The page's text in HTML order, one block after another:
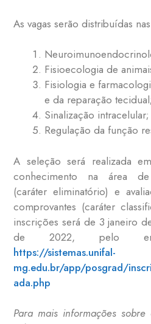
As vagas serão distribuídas
Fisioecologia de
Fisiologia e
e da reparação tecidual;
Sinalização intracelular;
Regulação da função
A seleção será realizada
conhecimento na área
(caráter eliminatório) e
comprovantes (caráter
inscrições será de 3 janeiro
de 2022, pelo
https://sistemas.unifal-
mg.edu.br/app/posgrad/
ada.php
Para mais informações